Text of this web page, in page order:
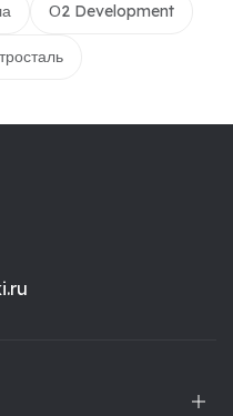
О2 Development